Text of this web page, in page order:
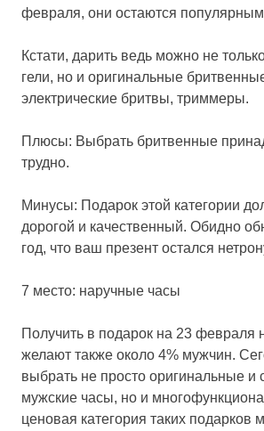
февраля, они остаются
Кстати, дарить ведь можно не
гели, но и оригинальные
электрические бритвы, триммеры.
Плюсы: Выбрать бритвенные
трудно.
Минусы: Подарок этой категории
дорогой и качественный. Обидно
год, что ваш презент остался
7 место: наручные часы
Получить в подарок на 23 февраля
желают также около 4% мужчин.
выбрать не просто оригинальные и
мужские часы, но и
ценовая категория таких подарков